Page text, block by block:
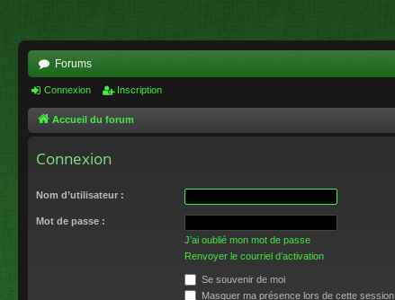
Forums
Connexion Inscription
Accueil du forum
Connexion
Nom d’utilisateur :
Mot de passe :
J’ai oublié mon mot de passe
Renvoyer le courriel d’activation
Se souvenir de moi
Masquer ma présence lors de cette session